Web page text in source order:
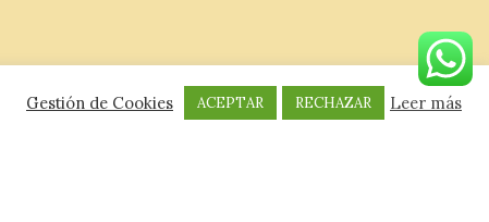
Gestión de Cookies ACEPTAR RECHAZAR Leer más